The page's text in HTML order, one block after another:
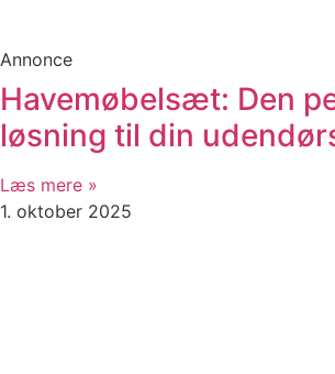
Annonce
Havemøbelsæt: Den
løsning til din
Læs mere »
1. oktober 2025